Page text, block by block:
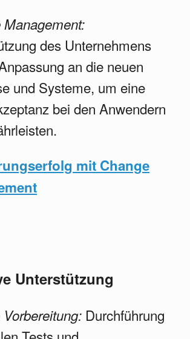
Management:
des Unternehmens
an die neuen
und Systeme, um eine
bei den Anwendern
mit Change
Unterstützung
Durchführung